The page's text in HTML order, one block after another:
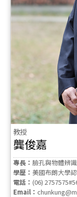
教授
龔俊嘉
專長： 臉孔與物體辨
學歷： 美國布朗大學
電話： (06)
Email：